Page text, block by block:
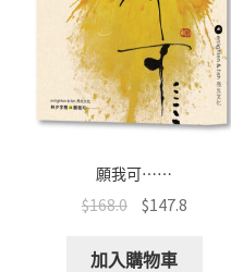
願我可⋯⋯
$168.0 $147.8
加入購物車